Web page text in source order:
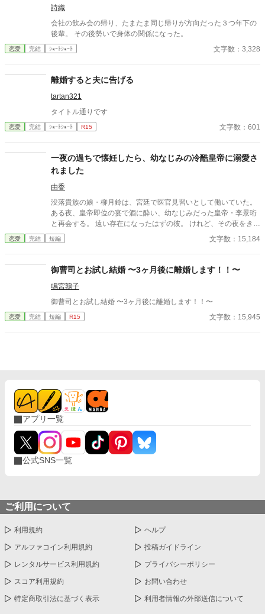
詩織
会社の飲み会の帰り、たまたま同じ帰りが方向だった３つ年下の
後輩。 その後勢いで身体の関係になった。
恋愛 完結 ｼｮｰﾄｼｮｰﾄ 文字数：3,328
離婚すると夫に告げる
tartan321
タイトル通りです
恋愛 完結 ｼｮｰﾄｼｮｰﾄ R15 文字数：601
一夜の過ちで懐妊したら、幼なじみの冷酷皇帝に溺愛さ
れました
由香
没落貴族の娘・柳月鈴は、宮廷で医官見習いとして働いていた。
ある夜、皇帝即位の宴で酒に酔い、幼なじみだった皇帝・李景珩
と再会する。 遠い存在になったはずの彼。 けれど、その夜をきっ
かけに月鈴の運命は大きく動き出す。 冷酷と恐れられる皇帝が、
なぜか彼女だけには甘すぎて――。
恋愛 完結 短編 文字数：15,184
御曹司とお試し結婚 〜3ヶ月後に離婚します！！〜
鳴宮鶉子
御曹司とお試し結婚 〜3ヶ月後に離婚します！！〜
恋愛 完結 短編 R15 文字数：15,945
アプリ一覧
公式SNS一覧
ご利用について
利用規約 ヘルプ
アルファコイン利用規約 投稿ガイドライン
レンタルサービス利用規約 プライバシーポリシー
スコア利用規約 お問い合わせ
特定商取引法に基づく表示 利用者情報の外部送信について